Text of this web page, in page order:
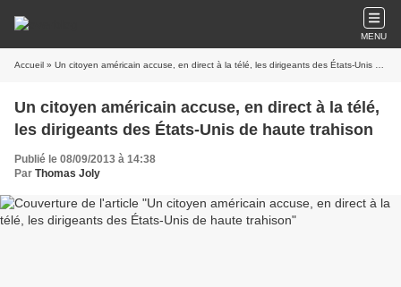
MENU
Accueil » Un citoyen américain accuse, en direct à la télé, les dirigeants des États-Unis de haute trahison
Un citoyen américain accuse, en direct à la télé,
les dirigeants des États-Unis de haute trahison
Publié le 08/09/2013 à 14:38
Par Thomas Joly